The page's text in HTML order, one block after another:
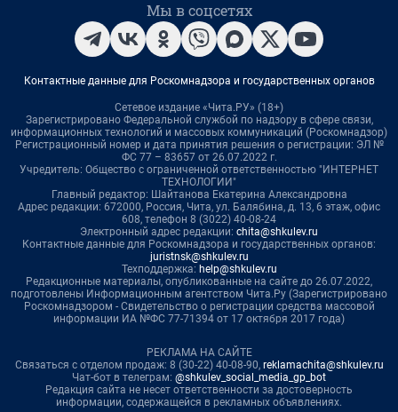
Мы в соцсетях
Контактные данные для Роскомнадзора и государственных органов
Сетевое издание «Чита.РУ» (18+)
Зарегистрировано Федеральной службой по надзору в сфере связи,
информационных технологий и массовых коммуникаций (Роскомнадзор)
Регистрационный номер и дата принятия решения о регистрации: ЭЛ №
ФС 77 – 83657 от 26.07.2022 г.
Учредитель: Общество с ограниченной ответственностью "ИНТЕРНЕТ
ТЕХНОЛОГИИ"
Главный редактор: Шайтанова Екатерина Александровна
Адрес редакции: 672000, Россия, Чита, ул. Балябина, д. 13, 6 этаж, офис
608, телефон 8 (3022) 40-08-24
Электронный адрес редакции: chita@shkulev.ru
Контактные данные для Роскомнадзора и государственных органов:
juristnsk@shkulev.ru
Техподдержка: help@shkulev.ru
Редакционные материалы, опубликованные на сайте до 26.07.2022,
подготовлены Информационным агентством Чита.Ру (Зарегистрировано
Роскомнадзором - Свидетельство о регистрации средства массовой
информации ИА №ФС 77-71394 от 17 октября 2017 года)
РЕКЛАМА НА САЙТЕ
Связаться с отделом продаж: 8 (30-22) 40-08-90, reklamachita@shkulev.ru
Чат-бот в телеграм: @shkulev_social_media_gp_bot
Редакция сайта не несет ответственности за достоверность
информации, содержащейся в рекламных объявлениях.